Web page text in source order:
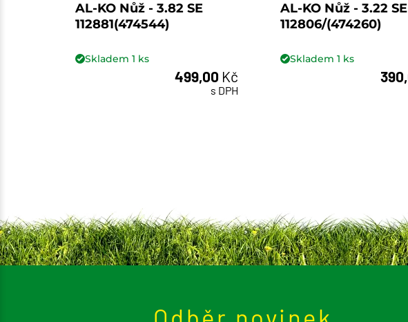
AL-KO Nůž - 3.82 SE
112881(474544)
Skladem1 ks
499,00 Kč
s DPH
AL-KO Nůž - 3.22 SE
112806/(474260)
Skladem 1 ks